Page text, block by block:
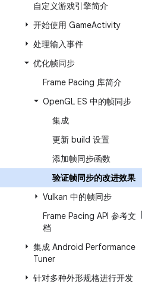
自定义游戏引擎简介
开始使用 GameActivity
处理输入事件
优化帧同步
Frame Pacing 库简介
OpenGL ES 中的帧同步
集成
更新 build 设置
添加帧同步函数
验证帧同步的改进效果
Vulkan 中的帧同步
Frame Pacing API 参考文
档
集成 Android Performance
Tuner
针对多种外形规格进行开发